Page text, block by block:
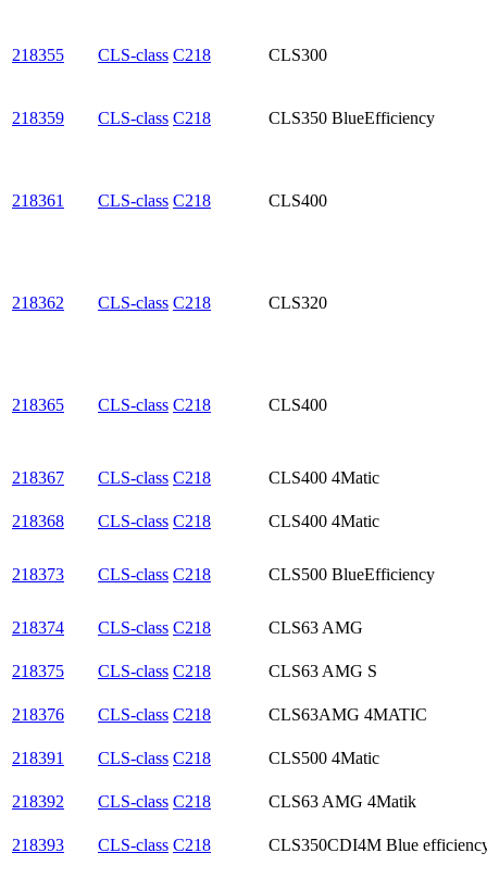
218355 CLS-class C218 CLS300
218359 CLS-class C218 CLS350 BlueEfficiency
218361 CLS-class C218 CLS400
218362 CLS-class C218 CLS320
218365 CLS-class C218 CLS400
218367 CLS-class C218 CLS400 4Matic
218368 CLS-class C218 CLS400 4Matic
218373 CLS-class C218 CLS500 BlueEfficiency
218374 CLS-class C218 CLS63 AMG
218375 CLS-class C218 CLS63 AMG S
218376 CLS-class C218 CLS63AMG 4MATIC
218391 CLS-class C218 CLS500 4Matic
218392 CLS-class C218 CLS63 AMG 4Matik
218393 CLS-class C218 CLS350CDI4M Blue